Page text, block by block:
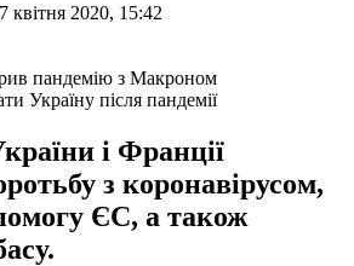
квітня 2020, 15:42
Україну після пандемії
і Франції
з коронавірусом,
ЄС, а також